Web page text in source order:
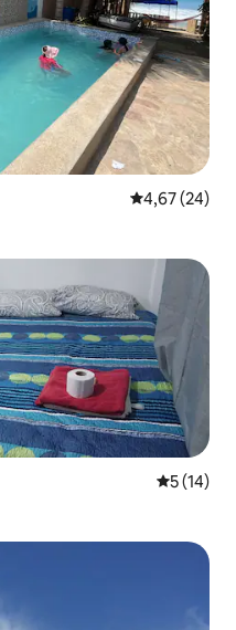
4,67 de uma
4,67 (24)
5 de uma
5 (14)